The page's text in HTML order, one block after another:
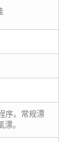
序。常规漂
。